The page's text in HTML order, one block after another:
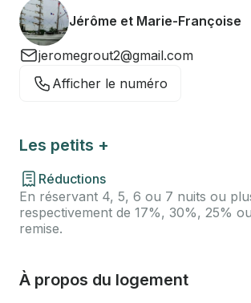
Jérôme et Marie-Françoise
jeromegrout2@gmail.com
Afficher le numéro
Les petits +
Réductions
En réservant 4, 5, 6 ou 7 nuits ou
respectivement de 17%, 30%, 25%
remise.
À propos du logement